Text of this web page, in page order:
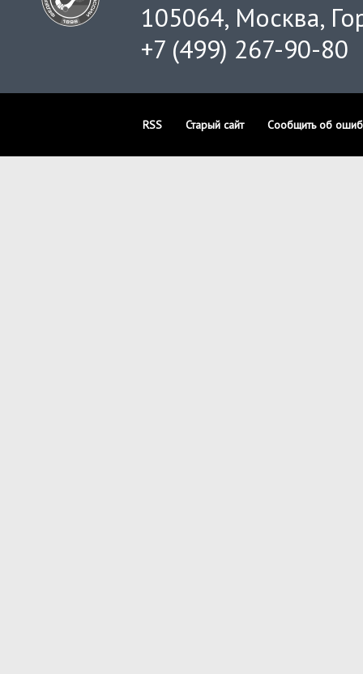
105064, Москва,
+7 (499) 267-90-80
RSS Старый сайт Сообщить об